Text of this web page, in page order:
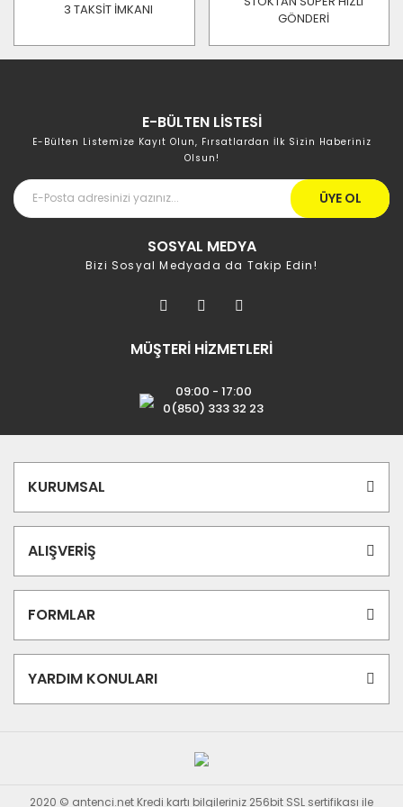
3 TAKSİT İMKANI
GÖNDERİ
E-BÜLTEN LİSTESİ
E-Bülten Listemize Kayıt Olun, Fırsatlardan İlk Sizin Haberiniz
Olsun!
ÜYE OL
SOSYAL MEDYA
Bizi Sosyal Medyada da Takip Edin!
MÜŞTERİ HİZMETLERİ
09:00 - 17:00
0(850) 333 32 23
KURUMSAL
ALIŞVERİŞ
FORMLAR
YARDIM KONULARI
2020 © antenci.net Kredi kartı bilgileriniz 256bit SSL sertifikası ile